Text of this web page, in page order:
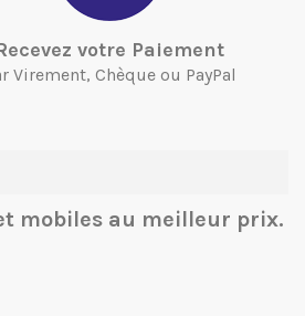
votre Paiement
Virement, Chèque ou PayPal
mobiles au meilleur prix.